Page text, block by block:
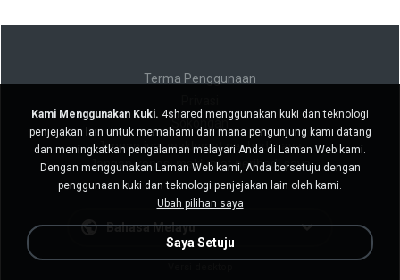
Terma Penggunaan
Jangan jual maklumat peribadi saya
Jangan kongsi maklumat peribadi saya
Bahasa Melayu
Kami Menggunakan Kuki. 4shared menggunakan kuki dan teknologi
penjejakan lain untuk memahami dari mana pengunjung kami datang
dan meningkatkan pengalaman melayari Anda di Laman Web kami.
Dengan menggunakan Laman Web kami, Anda bersetuju dengan
penggunaan kuki dan teknologi penjejakan lain oleh kami.
Ubah pilihan saya
Saya Setuju